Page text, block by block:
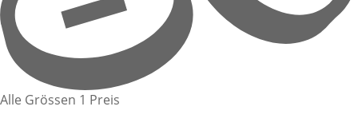
Alle Grössen 1 Preis